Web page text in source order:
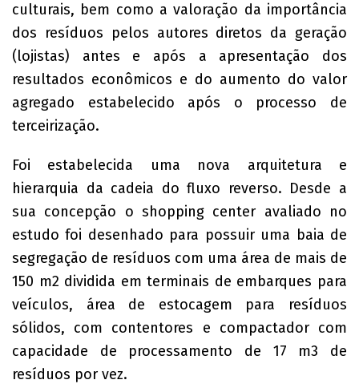
culturais, bem como a valoração da importância
dos resíduos pelos autores diretos da geração
(lojistas) antes e após a apresentação dos
resultados econômicos e do aumento do valor
agregado estabelecido após o processo de
terceirização.
Foi estabelecida uma nova arquitetura e
hierarquia da cadeia do fluxo reverso. Desde a
sua concepção o shopping center avaliado no
estudo foi desenhado para possuir uma baia de
segregação de resíduos com uma área de mais de
150 m2 dividida em terminais de embarques para
veículos, área de estocagem para resíduos
sólidos, com contentores e compactador com
capacidade de processamento de 17 m3 de
resíduos por vez.